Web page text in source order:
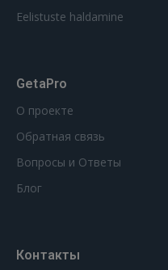
Eelistuste haldamine
GetaPro
О проекте
Обратная связь
Вопросы и Ответы
Блог
Контакты